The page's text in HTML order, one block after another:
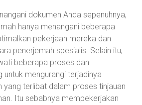
dokumen Anda sepenuhnya,
hanya menangani beberapa
pekerjaan mereka dan
penerjemah spesialis. Selain itu,
beberapa proses dan
untuk mengurangi terjadinya
yang terlibat dalam proses tinjauan
Itu sebabnya mempekerjakan